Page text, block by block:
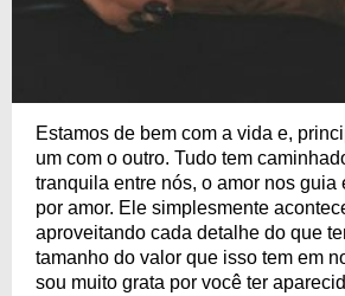
Estamos de bem com a vida e,
um com o outro. Tudo tem
tranquila entre nós, o amor nos guia
por amor. Ele simplesmente
aproveitando cada detalhe do que
tamanho do valor que isso tem em
sou muito grata por você ter